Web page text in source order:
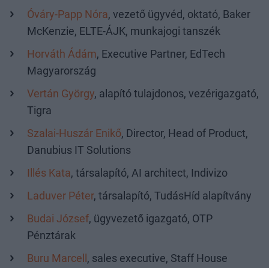
Óváry-Papp Nóra, vezető ügyvéd, oktató, Baker
McKenzie, ELTE-ÁJK, munkajogi tanszék
Horváth Ádám, Executive Partner, EdTech
Magyarország
Vertán György, alapító tulajdonos, vezérigazgató,
Tigra
Szalai-Huszár Enikő, Director, Head of Product,
Danubius IT Solutions
Illés Kata, társalapító, AI architect, Indivizo
Laduver Péter, társalapító, TudásHíd alapítvány
Budai József, ügyvezető igazgató, OTP
Pénztárak
Buru Marcell , sales executive, Staff House